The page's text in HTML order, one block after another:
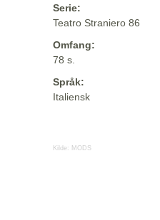
Serie:
Teatro Straniero 86
Omfang:
78 s.
Språk:
Italiensk
Kilde: MODS